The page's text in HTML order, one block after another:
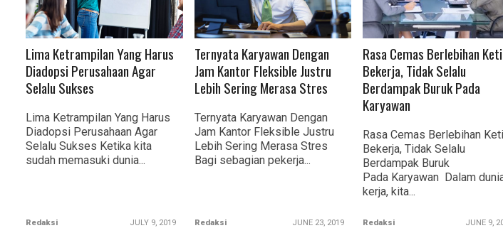
Lima Ketrampilan Yang Harus
Diadopsi Perusahaan Agar
Selalu Sukses
Lima Ketrampilan Yang Harus
Diadopsi Perusahaan Agar
Selalu Sukses Ketika kita
sudah memasuki dunia...
Redaksi JULY 9, 2019
Ternyata Karyawan Dengan
Jam Kantor Fleksible Justru
Lebih Sering Merasa Stres
Ternyata Karyawan Dengan
Jam Kantor Fleksible Justru
Lebih Sering Merasa Stres
Bagi sebagian pekerja...
Redaksi JUNE 23, 2019
Rasa Cemas Berlebihan
Bekerja, Tidak Selalu
Berdampak Buruk Pada
Karyawan
Rasa Cemas Berlebihan
Bekerja, Tidak Selalu
Berdampak Buruk
Pada Karyawan Dalam
kerja, kita...
Redaksi JUNE 9,